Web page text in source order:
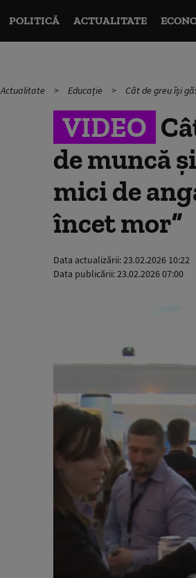
POLITICĂ ACTUALITATE
Actualitate Educație Cât de greu își
VIDEO
de muncă
mici de
încet mor”
Data actualizării:23.02.2026 10:22
Data publicării:23.02.2026 07:00